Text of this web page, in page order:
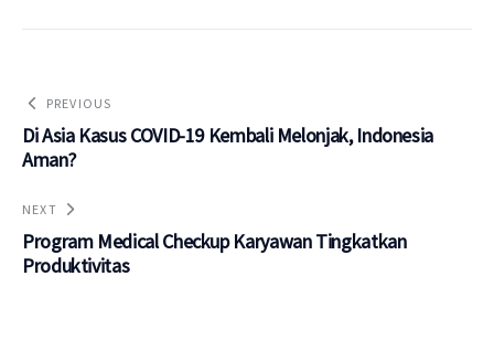
PREVIOUS
Di Asia Kasus COVID-19 Kembali Melonjak, Indonesia
Aman?
NEXT
Program Medical Checkup Karyawan Tingkatkan
Produktivitas